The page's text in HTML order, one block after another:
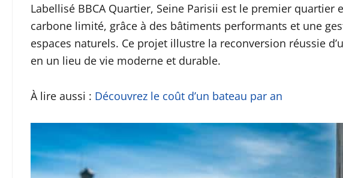
Labellisé BBCA Quartier, Seine Parisii est le premier quartier
carbone limité, grâce à des bâtiments performants et une
espaces naturels. Ce projet illustre la reconversion réussie
en un lieu de vie moderne et durable.
À lire aussi : Découvrez le coût d’un bateau par an